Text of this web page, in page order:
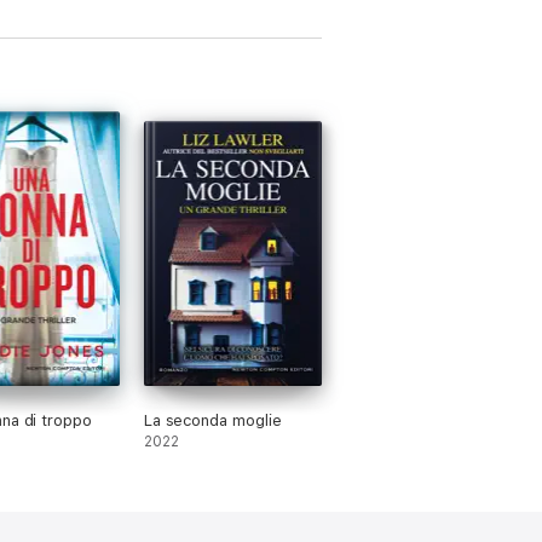
di Inghilterra, Stati Uniti e Australia
pubblicato anche L’amica perfetta, La
di troppo La seconda moglie
2022